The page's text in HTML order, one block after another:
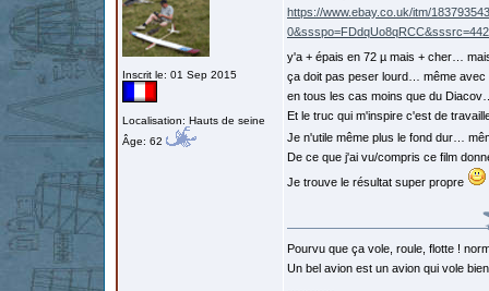
Inscrit le: 01 Sep 2015
Localisation: Hauts de seine
Âge: 62
https://www.ebay.co.uk/itm/
y'a + épais en 72 µ mais + cher…
ça doit pas peser lourd… même
en tous les cas moins que du
Et le truc qui m'inspire c'est de
Je n'utile même plus le fond dur…
De ce que j'ai vu/compris ce film
Je trouve le résultat super propre
Pourvu que ça vole, roule, flotte !
Un bel avion est un avion qui vole